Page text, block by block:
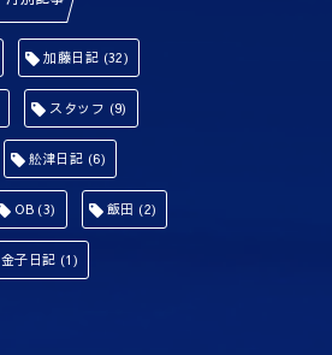
加藤日記 (32)
スタッフ (9)
舩津日記 (6)
OB(3) 飯田 (2)
金子日記 (1)